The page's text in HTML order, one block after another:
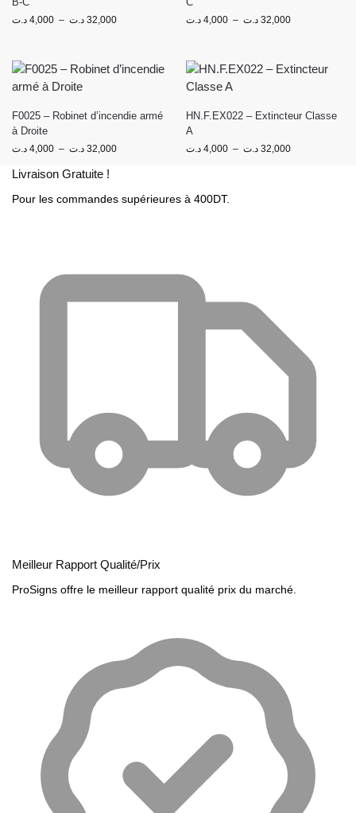
4,000 د.ت – 32,000 د.ت 4,000 د.ت – 32,000 د.ت
F0025 – Robinet d’incendie armé
à Droite
4,000 د.ت – 32,000 د.ت
HN.F.EX022 – Extincteur Classe
A
4,000 د.ت – 32,000 د.ت
Livraison Gratuite !
Pour les commandes supérieures à 400DT.
Meilleur Rapport Qualité/Prix
ProSigns offre le meilleur rapport qualité prix du marché.